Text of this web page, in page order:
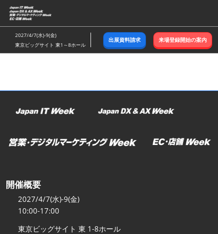
ス
キ
ッ
し
む
2027/4/7(水)-9(金)
東京ビッグサイト 東1～8ホール
出展資料請求 来場登録開始の案内
開催概要
2027/4/7(水)-9(金)
10:00-17:00
東京ビッグサイト 東 1-8ホール